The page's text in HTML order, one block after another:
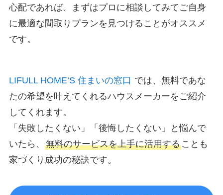
心配であれば、まずはプロに相談してみてご自身
に最適な間取りプランを見つけることがオススメ
です。
LIFULL HOME’S 住まいの窓口 では、無料であな
たの希望を叶えてくれるハウスメーカーをご紹介
してくれます。
「失敗したくない」「後悔したくない」と悩んで
いたら、 無料のサービスを上手に活用することも
家づくり成功の秘訣です。